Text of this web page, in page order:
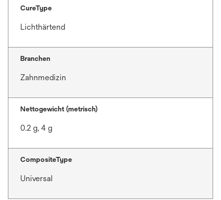
CureType
Lichthärtend
Branchen
Zahnmedizin
Nettogewicht (metrisch)
0.2 g, 4 g
CompositeType
Universal